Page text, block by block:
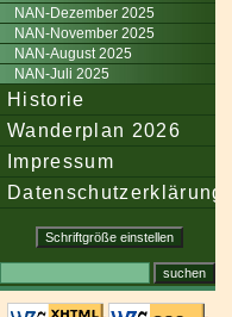
NAN-Dezember 2025
NAN-November 2025
NAN-August 2025
NAN-Juli 2025
Historie
Wanderplan 2026
Impressum
Datenschutzerklärung